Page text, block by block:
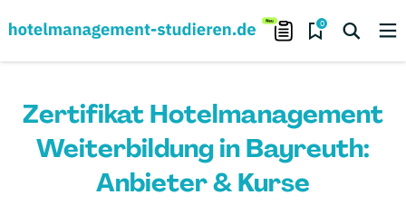
0
Zertifikat Hotelmanagement
Weiterbildung in Bayreuth:
Anbieter & Kurse